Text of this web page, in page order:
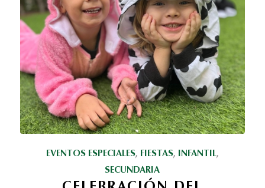
EVENTOS ESPECIALES, FIESTAS, INFANTIL,
SECUNDARIA